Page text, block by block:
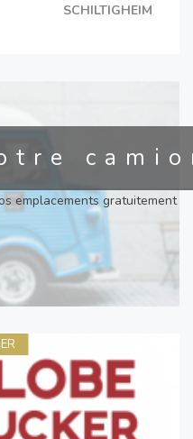
SCHILTIGHEIM
emplacements gratuitement